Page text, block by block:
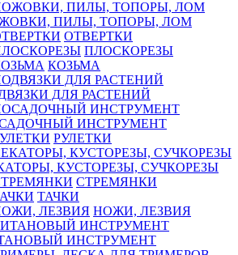
ПИЛЫ, ТОПОРЫ, ЛОМ
ОТВЕРТКИ
ПЛОСКОРЕЗЫ
КОЗЬМА
ДЛЯ РАСТЕНИЙ
ИНСТРУМЕНТ
РУЛЕТКИ
КУСТОРЕЗЫ, СУЧКОРЕЗЫ
СТРЕМЯНКИ
ТАЧКИ
НОЖИ, ЛЕЗВИЯ
ИНСТРУМЕНТ